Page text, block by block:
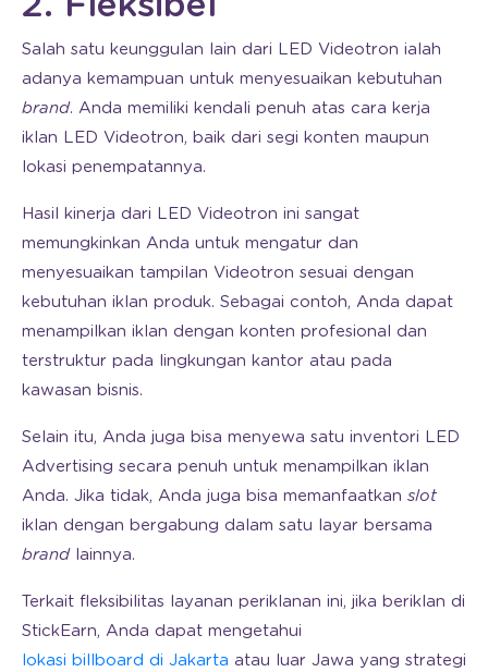
Salah satu keunggulan lain dari LED Videotron ialah
adanya kemampuan untuk menyesuaikan kebutuhan
brand. Anda memiliki kendali penuh atas cara kerja
iklan LED Videotron, baik dari segi konten maupun
lokasi penempatannya.
Hasil kinerja dari LED Videotron ini sangat
memungkinkan Anda untuk mengatur dan
menyesuaikan tampilan Videotron sesuai dengan
kebutuhan iklan produk. Sebagai contoh, Anda dapat
menampilkan iklan dengan konten profesional dan
terstruktur pada lingkungan kantor atau pada
kawasan bisnis.
Selain itu, Anda juga bisa menyewa satu inventori LED
Advertising secara penuh untuk menampilkan iklan
Anda. Jika tidak, Anda juga bisa memanfaatkan slot
iklan dengan bergabung dalam satu layar bersama
brand lainnya.
Terkait fleksibilitas layanan periklanan ini, jika beriklan di
StickEarn, Anda dapat mengetahui
lokasi billboard di Jakarta atau luar Jawa yang strategi